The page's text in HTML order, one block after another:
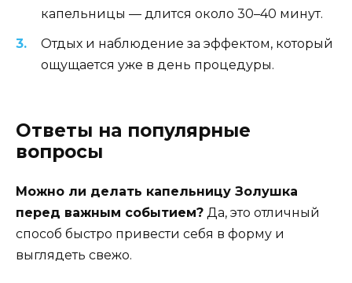
капельницы — длится около 30–40 минут.
Отдых и наблюдение за эффектом, который
ощущается уже в день процедуры.
Ответы на популярные
вопросы
Можно ли делать капельницу Золушка
перед важным событием? Да, это отличный
способ быстро привести себя в форму и
выглядеть свежо.